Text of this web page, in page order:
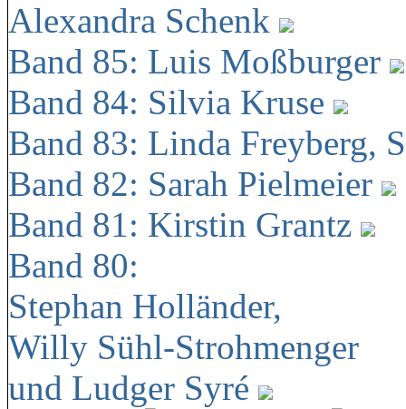
Alexandra Schenk
Band 85: Luis Moßburger
Band 84: Silvia Kruse
Band 83: Linda Freyberg,
Band 82: Sarah Pielmeier
Band 81: Kirstin Grantz
Band 80:
Stephan Holländer,
Willy Sühl-Strohmenger
und Ludger Syré